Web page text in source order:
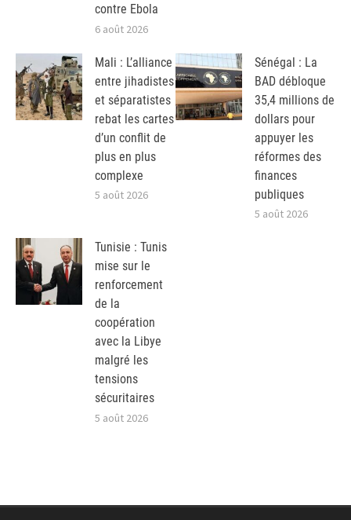
contre Ebola
6 août 2026
Mali : L’alliance
entre jihadistes
et séparatistes
rebat les cartes
d’un conflit de
plus en plus
complexe
5 août 2026
Sénégal : La
BAD débloque
35,4 millions de
dollars pour
appuyer les
réformes des
finances
publiques
5 août 2026
Tunisie : Tunis
mise sur le
renforcement
de la
coopération
avec la Libye
malgré les
tensions
sécuritaires
5 août 2026